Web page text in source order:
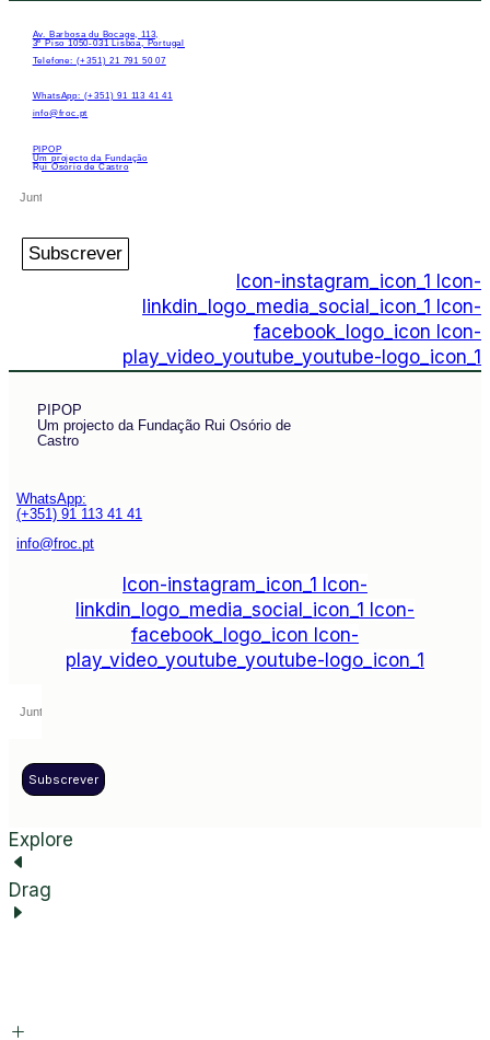
Av. Barbosa du Bocage, 113,
3º Piso 1050-031 Lisboa, Portugal
Telefone: (+351) 21 791 50 07
WhatsApp: (+351) 91 113 41 41
info@froc.pt
PIPOP
Um projecto da Fundação
Rui Osório de Castro
Subscrever
Icon-instagram_icon_1
Icon-
linkdin_logo_media_social_icon_1
Icon-
facebook_logo_icon Icon-
play_video_youtube_youtube-logo_icon_1
PIPOP
Um projecto da Fundação Rui Osório de
Castro
WhatsApp:
(+351) 91 113 41 41
info@froc.pt
Icon-instagram_icon_1
Icon-
linkdin_logo_media_social_icon_1
Icon-
facebook_logo_icon Icon-
play_video_youtube_youtube-logo_icon_1
Subscrever
Explore
Drag